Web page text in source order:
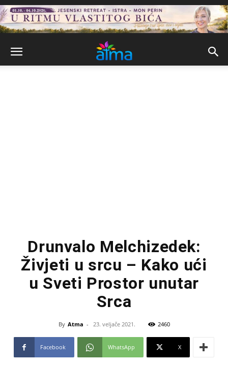
Drunvalo Melchizedek:
Živjeti u srcu – Kako ući
u Sveti Prostor unutar
Srca
By Atma - 23. veljače 2021. 2460
Facebook WhatsApp X